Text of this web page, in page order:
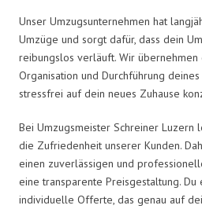
Unser Umzugsunternehmen hat
Umzüge und sorgt dafür, dass dein
reibungslos verläuft. Wir übernehmen
Organisation und Durchführung
stressfrei auf dein neues Zuhause
Bei Umzugsmeister Schreiner Luzern
die Zufriedenheit unserer Kunden.
einen zuverlässigen und
eine transparente Preisgestaltung. Du
individuelle Offerte, das genau auf